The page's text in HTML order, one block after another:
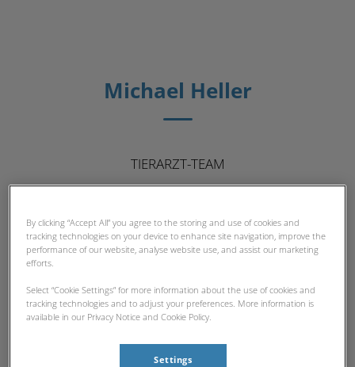
Michael Heller
TIERARZT-TEAM
By clicking “Accept All” you agree to the storing and use of cookies and
tracking technologies on your device to enhance site navigation, improve the
performance of our website, analyse website use, and assist our marketing
efforts.
Select “Cookie Settings” for more information about the use of cookies and
tracking technologies and to adjust your preferences. More information is
available in our Privacy Notice and Cookie Policy.
Settings